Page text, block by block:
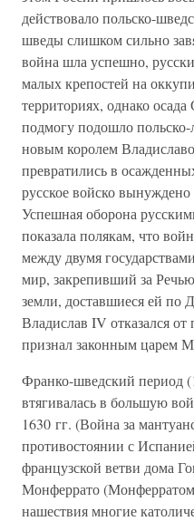
действовало польско-
шведы слишком сильно
война шла успешно,
малых крепостей на
территориях, однако осада
подмогу подошло польско-
новым королем
превратились в
русское войско
Успешная оборона
показала полякам, что
между двумя
мир, закрепивший за
земли, доставшиеся ей по
Владислав IV отказался
признал законным царем
Франко-шведский период
втягивалась в большую
1630 гг. (Война за
противостоянии с
французской ветви дома
Монферрато
нашествия многие